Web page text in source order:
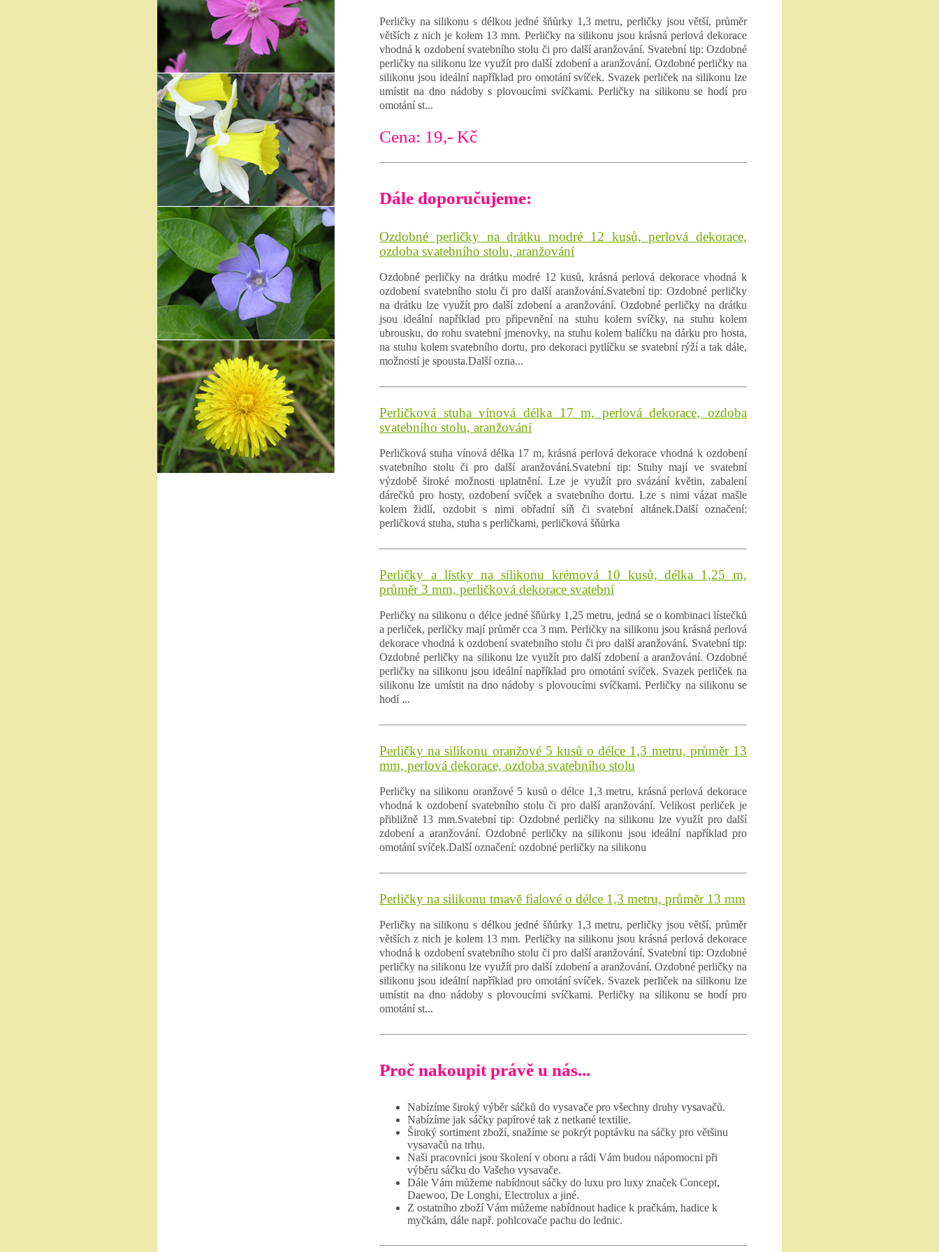
Perličky na silikonu s délkou jedné šňůrky 1,3 metru, perličky jsou větší, průměr
větších z nich je kolem 13 mm. Perličky na silikonu jsou krásná perlová dekorace
vhodná k ozdobení svatebního stolu či pro další aranžování. Svatební tip: Ozdobné
perličky na silikonu lze využít pro další zdobení a aranžování. Ozdobné perličky na
silikonu jsou ideální například pro omotání svíček. Svazek perliček na silikonu lze
umístit na dno nádoby s plovoucími svíčkami. Perličky na silikonu se hodí pro
omotání st...
Cena: 19,- Kč
Dále doporučujeme:
Ozdobné perličky na drátku modré 12 kusů, perlová dekorace,
ozdoba svatebního stolu, aranžování
Ozdobné perličky na drátku modré 12 kusů, krásná perlová dekorace vhodná k
ozdobení svatebního stolu či pro další aranžování.Svatební tip: Ozdobné perličky
na drátku lze využít pro další zdobení a aranžování. Ozdobné perličky na drátku
jsou ideální například pro připevnění na stuhu kolem svíčky, na stuhu kolem
ubrousku, do rohu svatební jmenovky, na stuhu kolem balíčku na dárku pro hosta,
na stuhu kolem svatebního dortu, pro dekoraci pytlíčku se svatební rýží a tak dále,
možností je spousta.Další ozna...
Perličková stuha vínová délka 17 m, perlová dekorace, ozdoba
svatebního stolu, aranžování
Perličková stuha vínová délka 17 m, krásná perlová dekorace vhodná k ozdobení
svatebního stolu či pro další aranžování.Svatební tip: Stuhy mají ve svatební
výzdobě široké možnosti uplatnění. Lze je využít pro svázání květin, zabalení
dárečků pro hosty, ozdobení svíček a svatebního dortu. Lze s nimi vázat mašle
kolem židlí, ozdobit s nimi obřadní síň či svatební altánek.Další označení:
perličková stuha, stuha s perličkami, perličková šňůrka
Perličky a lístky na silikonu krémová 10 kusů, délka 1,25 m,
průměr 3 mm, perličková dekorace svatební
Perličky na silikonu o délce jedné šňůrky 1,25 metru, jedná se o kombinaci lístečků
a perliček, perličky mají průměr cca 3 mm. Perličky na silikonu jsou krásná perlová
dekorace vhodná k ozdobení svatebního stolu či pro další aranžování. Svatební tip:
Ozdobné perličky na silikonu lze využít pro další zdobení a aranžování. Ozdobné
perličky na silikonu jsou ideální například pro omotání svíček. Svazek perliček na
silikonu lze umístit na dno nádoby s plovoucími svíčkami. Perličky na silikonu se
hodí ...
Perličky na silikonu oranžové 5 kusů o délce 1,3 metru, průměr 13
mm, perlová dekorace, ozdoba svatebního stolu
Perličky na silikonu oranžové 5 kusů o délce 1,3 metru, krásná perlová dekorace
vhodná k ozdobení svatebního stolu či pro další aranžování. Velikost perliček je
přibližně 13 mm.Svatební tip: Ozdobné perličky na silikonu lze využít pro další
zdobení a aranžování. Ozdobné perličky na silikonu jsou ideální například pro
omotání svíček.Další označení: ozdobné perličky na silikonu
Perličky na silikonu tmavě fialové o délce 1,3 metru, průměr 13 mm
Perličky na silikonu s délkou jedné šňůrky 1,3 metru, perličky jsou větší, průměr
větších z nich je kolem 13 mm. Perličky na silikonu jsou krásná perlová dekorace
vhodná k ozdobení svatebního stolu či pro další aranžování. Svatební tip: Ozdobné
perličky na silikonu lze využít pro další zdobení a aranžování. Ozdobné perličky na
silikonu jsou ideální například pro omotání svíček. Svazek perliček na silikonu lze
umístit na dno nádoby s plovoucími svíčkami. Perličky na silikonu se hodí pro
omotání st...
Proč nakoupit právě u nás...
Nabízíme široký výběr sáčků do vysavače pro všechny druhy vysavačů.
Nabízíme jak sáčky papírové tak z netkané textilie.
Široký sortiment zboží, snažíme se pokrýt poptávku na sáčky pro většinu
vysavačů na trhu.
Naši pracovníci jsou školení v oboru a rádi Vám budou nápomocni při
výběru sáčku do Vašeho vysavače.
Dále Vám můžeme nabídnout sáčky do luxu pro luxy značek Concept,
Daewoo, De Longhi, Electrolux a jiné.
Z ostatního zboží Vám můžeme nabídnout hadice k pračkám, hadice k
myčkám, dále např. pohlcovače pachu do lednic.